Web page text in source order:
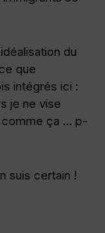
du
que
intégrés ici :
je ne vise
comme ça … p-
suis certain !